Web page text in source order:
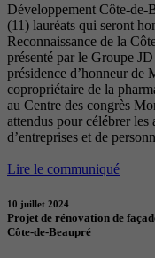
Développement Côte-de-
(11) lauréats qui seront
Reconnaissance de la
présenté par le Groupe
présidence d’honneur
copropriétaire de la
au Centre des congrès
attendus pour célébrer les
d’entreprises et de
Lire le communiqué
10 juillet 2024
Projet de rénovation de
Côte-de-Beaupré